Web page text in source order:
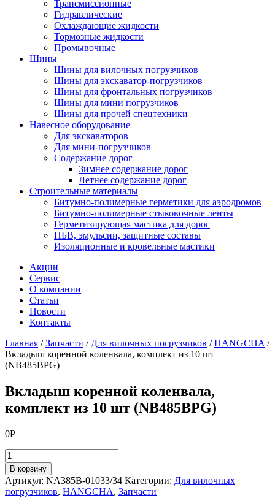
Трансмиссионные
Гидравлические
Охлаждающие жидкости
Тормозные жидкости
Промывочные
Шины
Шины для вилочных погрузчиков
Шины для экскаватор-погрузчиков
Шины для фронтальных погрузчиков
Шины для мини погрузчиков
Шины для прочей спецтехники
Навесное оборудование
Для экскаваторов
Для мини-погрузчиков
Содержание дорог
Зимнее содержание дорог
Летнее содержание дорог
Строительные материалы
Битумно-полимерные герметики для аэродромов
Битумно-полимерные стыковочные ленты
Герметизирующая мастика для дорог
ПБВ, эмульсии, защитные составы
Изоляционные и кровельные мастики
Акции
Сервис
О компании
Статьи
Новости
Контакты
Главная /Запчасти / Для вилочных погрузчиков /HANGCHA /
Вкладыш коренной коленвала, комплект из 10 шт
(NB485BPG)
Вкладыш коренной коленвала,
комплект из 10 шт (NB485BPG)
0Р
Количество
товара
Вкладыш
коренной
коленвала,
В корзину
Артикул: NA385B-01033/34 Категории: Для вилочных
погрузчиков, HANGCHA, Запчасти